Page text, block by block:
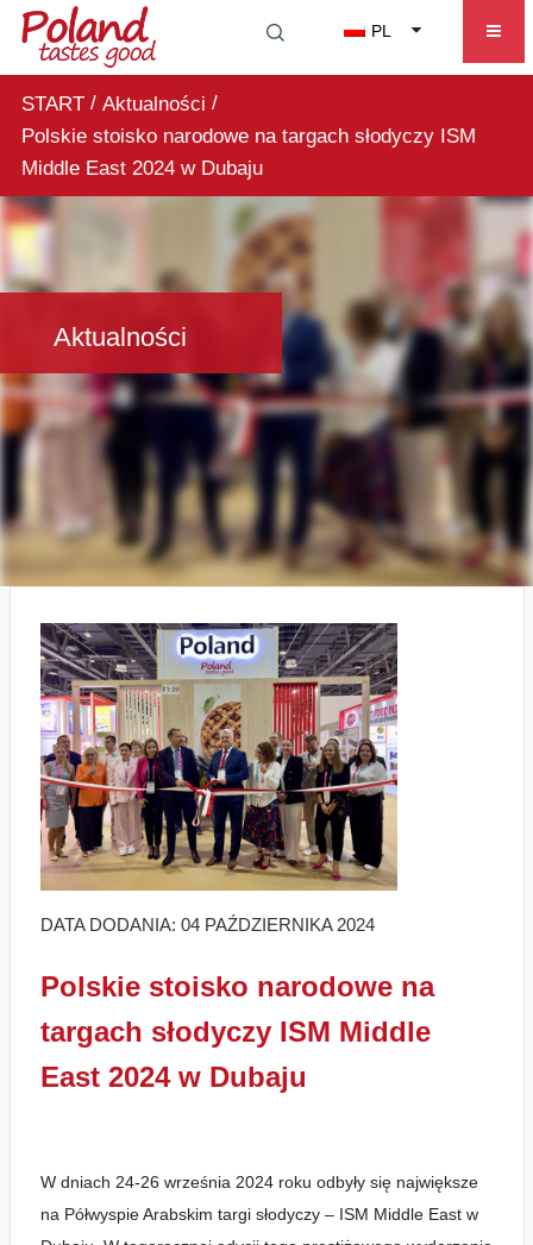
PL
START/ Aktualności /
Polskie stoisko narodowe na targach słodyczy ISM
Middle East 2024 w Dubaju
Aktualności
DATA DODANIA: 04 PAŹDZIERNIKA 2024
Polskie stoisko narodowe na
targach słodyczy ISM Middle
East 2024 w Dubaju
W dniach 24-26 września 2024 roku odbyły się największe
na Półwyspie Arabskim targi słodyczy – ISM Middle East w